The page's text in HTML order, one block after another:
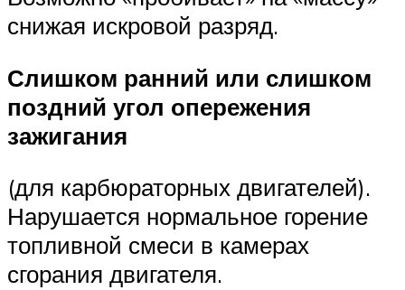
снижая искровой разряд.
Слишком ранний или слишком
поздний угол опережения
зажигания
(для карбюраторных двигателей).
Нарушается нормальное горение
топливной смеси в камерах
сгорания двигателя.